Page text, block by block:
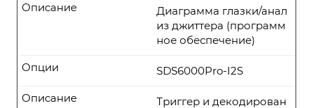
Диаграмма глазки/анал
из джиттера (программ
ное обеспечение)
Описание
SDS6000Pro-I2S
Опции
Триггер и декодирован
Описание